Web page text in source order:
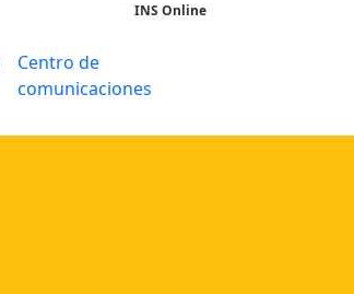
INS Online
Centro de
comunicaciones